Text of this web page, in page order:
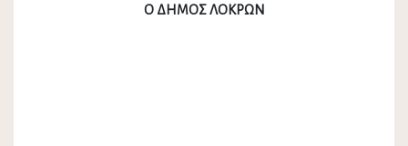
Ο ΔΗΜΟΣ ΛΟΚΡΩΝ